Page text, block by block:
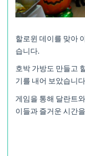
할로윈 데이를 맞아
습니다.
호박 가방도 만들고
기를 내어 보았습니
게임을 통해 달란트
이들과 즐거운 시간